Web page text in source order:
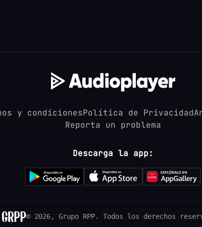
y condicionesPolítica de Privacidad
Reporta un problema
Descarga la app:
© 2026, Grupo RPP. Todos los derechos